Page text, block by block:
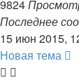
9824
Последнее
15 июн 2015,
Новая тема